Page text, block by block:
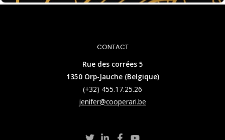
CONTACT
Rue des corrées 5
1350 Orp-Jauche (Belgique)
(+32) 455.17.25.26
jenifer@cooperari.be